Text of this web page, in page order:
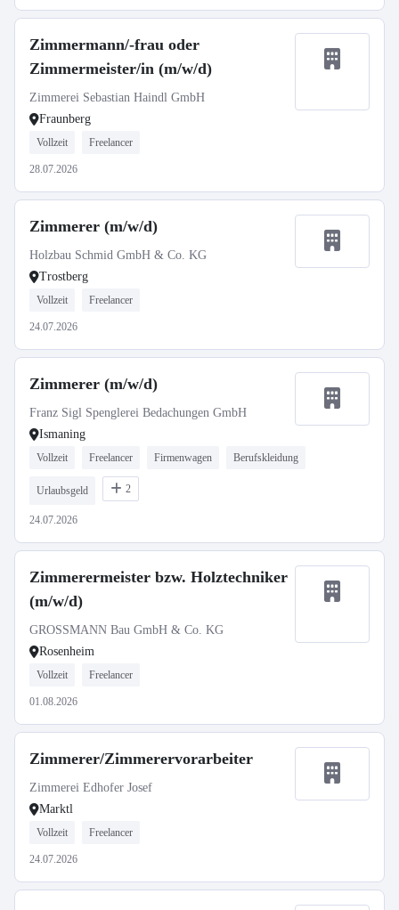
Zimmermann/-frau oder
Zimmermeister/in (m/w/d)
Zimmerei Sebastian Haindl GmbH
Fraunberg
Vollzeit Freelancer
28.07.2026
Zimmerer (m/w/d)
Holzbau Schmid GmbH & Co. KG
Trostberg
Vollzeit Freelancer
24.07.2026
Zimmerer (m/w/d)
Franz Sigl Spenglerei Bedachungen GmbH
Ismaning
Vollzeit Freelancer Firmenwagen Berufskleidung
Urlaubsgeld 2
24.07.2026
Zimmerermeister bzw. Holztechniker
(m/w/d)
GROSSMANN Bau GmbH & Co. KG
Rosenheim
Vollzeit Freelancer
01.08.2026
Zimmerer/Zimmerervorarbeiter
Zimmerei Edhofer Josef
Marktl
Vollzeit Freelancer
24.07.2026